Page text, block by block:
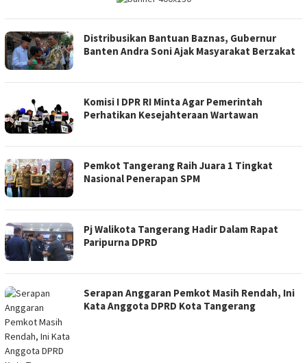
Distribusikan Bantuan Baznas, Gubernur
Banten Andra Soni Ajak Masyarakat Berzakat
Komisi I DPR RI Minta Agar Pemerintah
Perhatikan Kesejahteraan Wartawan
Pemkot Tangerang Raih Juara 1 Tingkat
Nasional Penerapan SPM
Pj Walikota Tangerang Hadir Dalam Rapat
Paripurna DPRD
Serapan Anggaran Pemkot Masih Rendah, Ini
Kata Anggota DPRD Kota Tangerang